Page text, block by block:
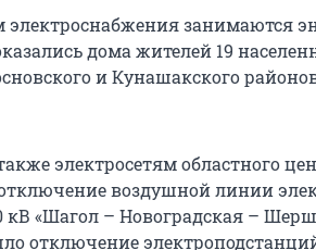
электроснабжения занимаются
дома жителей 19
и Кунашакского
электросетям областного
воздушной линии
кВ «Шагол – Новоградская –
отключение